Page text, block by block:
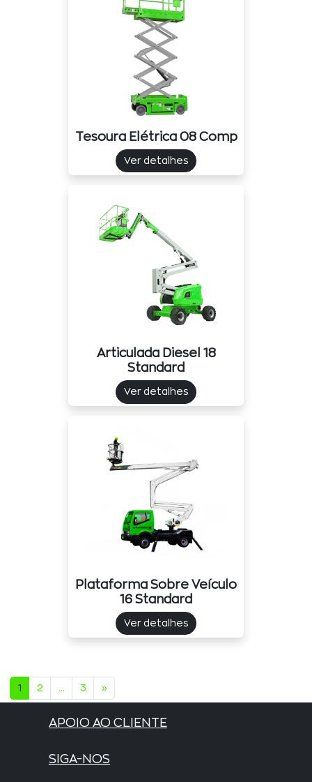
Tesoura Elétrica 08 Comp
Ver detalhes
Articulada Diesel 18
Standard
Ver detalhes
Plataforma Sobre Veículo
16 Standard
Ver detalhes
1 2 3 »
APOIO AO CLIENTE
SIGA-NOS